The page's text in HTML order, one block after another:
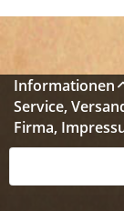
Informationen
Service,
Firma,